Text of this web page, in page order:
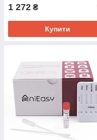
1 272 ₴
Купити